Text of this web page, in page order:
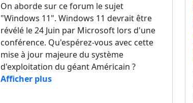
On aborde sur ce forum le sujet
"Windows 11". Windows 11 devrait être
révélé le 24 Juin par Microsoft lors d'une
conférence. Qu'espérez-vous avec cette
mise à jour majeure du système
d'exploitation du géant Américain ?
Afficher plus